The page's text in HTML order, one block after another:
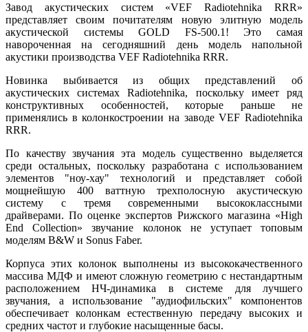
Завод акустических систем «VEF Radiotehnika RRR»
представляет своим почитателям новую элитную модель
акустической системы GOLD FS-500.1! Это самая
навороченная на сегодняшний день модель напольной
акустики производства VEF Radiotehnika RRR.
Новинка выбивается из общих представлений об
акустических системах Radiotehnika, поскольку имеет ряд
конструктивных особенностей, которые раньше не
применялись в колонкостроении на заводе VEF Radiotehnika
RRR.
По качеству звучания эта модель существенно выделяется
среди остальных, поскольку разработана с использованием
элементов "ноу-хау" технологий и представляет собой
мощнейшую 400 ваттную трехполосную акустическую
систему с тремя современными высококлассными
драйверами. По оценке экспертов Рижского магазина «High
End Collection» звучание колонок не уступает топовым
моделям B&W и Sonus Faber.
Корпуса этих колонок выполнены из высококачественного
массива МДФ и имеют сложную геометрию с нестандартным
расположением НЧ-динамика в системе для лучшего
звучания, а использование "аудиофильских" компонентов
обеспечивает колонкам естественную передачу высоких и
средних частот и глубокие насыщенные басы.